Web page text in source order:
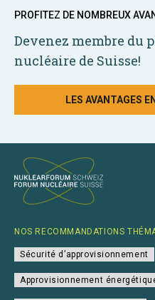
PROFITEZ DE NOMBREUX
Devenez membre du
nucléaire de Suisse!
LES AVANTAGES
NOS RECOMMANDATIONS
Sécurité d’approvisionnement
Approvisionnement